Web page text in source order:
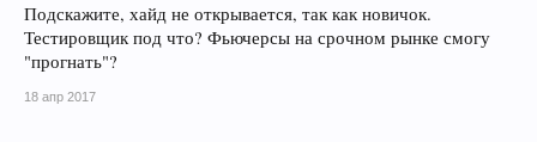
Подскажите, хайд не открывается, так как новичок.
Тестировщик под что? Фьючерсы на срочном рынке смогу
"прогнать"?
18 апр 2017